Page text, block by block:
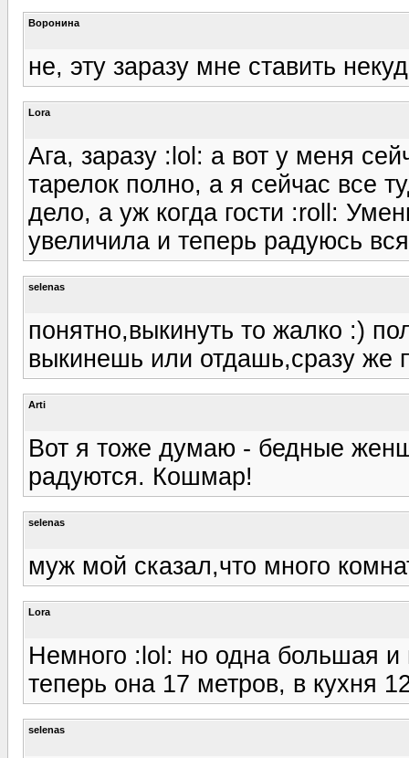
Воронина
не, эту заразу мне ставить
Lora
Ага, заразу :lol: а вот у меня
тарелок полно, а я сейчас все
дело, а уж когда гости :roll:
увеличила и теперь радуюсь
selenas
понятно,выкинуть то жалко :)
выкинешь или отдашь,сразу же
Arti
Вот я тоже думаю - бедные
радуются. Кошмар!
selenas
муж мой сказал,что много
Lora
Немного :lol: но одна большая и
теперь она 17 метров, в кухня
selenas